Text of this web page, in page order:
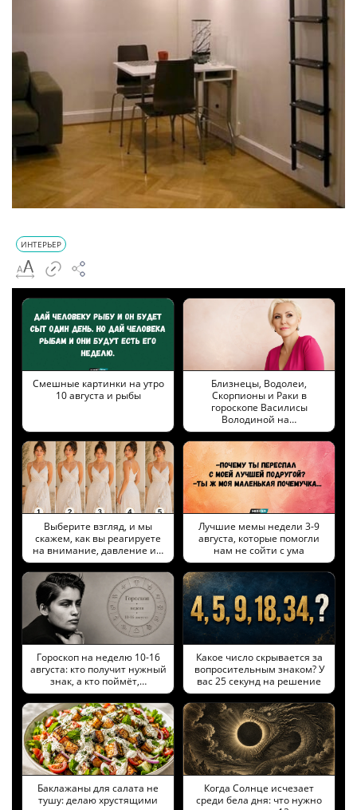
ИНТЕРЬЕР
Смешные картинки на утро
10 августа и рыбы
Близнецы, Водолеи,
Скорпионы и Раки в
гороскопе Василисы
Володиной на…
Выберите взгляд, и мы
скажем, как вы реагируете
на внимание, давление и…
Лучшие мемы недели 3-9
августа, которые помогли
нам не сойти с ума
Гороскоп на неделю 10-16
августа: кто получит нужный
знак, а кто поймёт,…
Какое число скрывается за
вопросительным знаком? У
вас 25 секунд на решение
Баклажаны для салата не
тушу: делаю хрустящими
Когда Солнце исчезает
среди бела дня: что нужно